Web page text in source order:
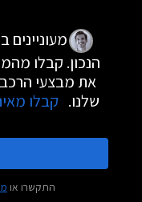
הנכון. קבלו
את מבצעי הרכב
שלנו. קבלו
התקשרו או